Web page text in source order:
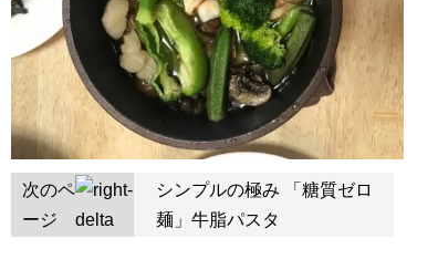
次のペ
ージ
シンプルの極み 「糖質ゼロ
麺」牛脂パスタ